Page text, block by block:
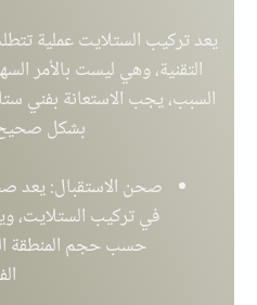
يعد تركيب الستلايت عملية
التقنية، وهي ليست بالأمر
السبب، يجب الاستعانة بفني
بشكل
صحن الاستقبال: يعد
في تركيب الستلايت،
حسب حجم المنطقة